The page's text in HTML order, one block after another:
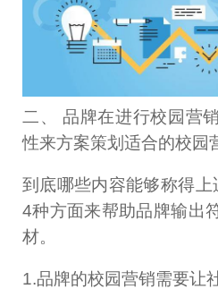
二、 品牌在进行校园营
性来方案策划适合的校园
到底哪些内容能够称得
4种方面来帮助品牌输出
材。
1.品牌的校园营销需要让